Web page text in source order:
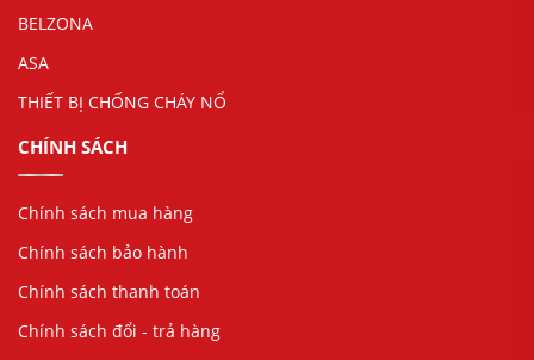
BELZONA
ASA
THIẾT BỊ CHỐNG CHÁY NỔ
CHÍNH SÁCH
Chính sách mua hàng
Chính sách bảo hành
Chính sách thanh toán
Chính sách đổi - trả hàng